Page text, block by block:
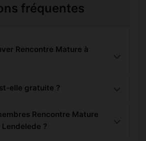
fréquentes
Rencontre Mature à
elle gratuite ?
Rencontre Mature
?